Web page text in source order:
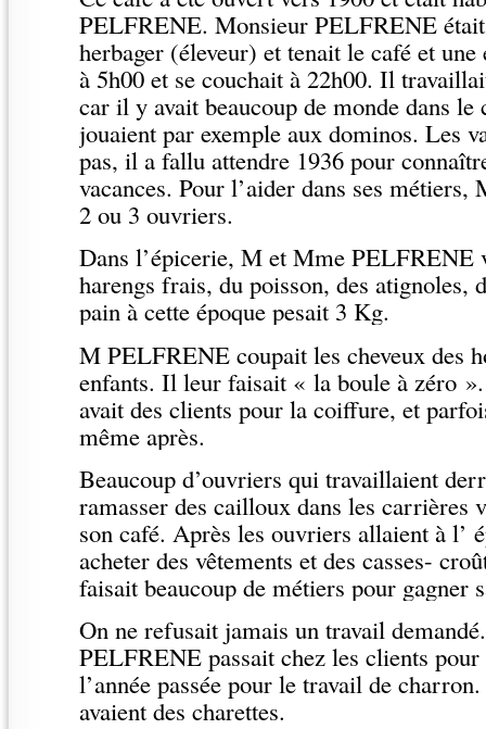
PELFRENE. Monsieur PELFRENE
herbager (éleveur) et tenait le café et
à 5h00 et se couchait à 22h00. Il
car il y avait beaucoup de monde dans le
jouaient par exemple aux dominos. Les
pas, il a fallu attendre 1936 pour
vacances. Pour l’aider dans ses
2 ou 3 ouvriers.
Dans l’épicerie, M et Mme PELFRENE
harengs frais, du poisson, des atignoles,
pain à cette époque pesait 3 Kg.
M PELFRENE coupait les cheveux des
enfants. Il leur faisait « la boule à zéro
avait des clients pour la coiffure, et
même après.
Beaucoup d’ouvriers qui travaillaient
ramasser des cailloux dans les carrières
son café. Après les ouvriers allaient à l’
acheter des vêtements et des casses-
faisait beaucoup de métiers pour gagner
On ne refusait jamais un travail
PELFRENE passait chez les clients pour
l’année passée pour le travail de
avaient des charettes.